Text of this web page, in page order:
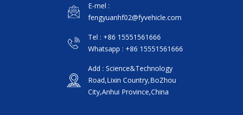
E-mel :
fengyuanhf02@fyvehicle.com
Tel : +86 15551561666
Whatsapp : +86 15551561666
Add : Science&Technology
Road,Lixin Country,BoZhou
City,Anhui Province,China